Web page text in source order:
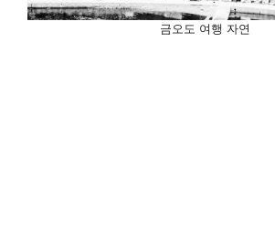
금오도 여행 자연